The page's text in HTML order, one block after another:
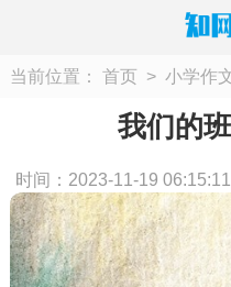
当前位置： 首页 > 小学作
我们的
时间：2023-11-19 06:15:11